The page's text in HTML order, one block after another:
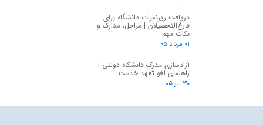
دریافت ریزنمرات دانشگاه برای
فارغ‌التحصیلان | مراحل، مدارک و
نکات مهم
۰۱ مرداد ۰۵
آزادسازی مدرک دانشگاه دولتی |
راهنمای لغو تعهد خدمت
۳۰ تیر ۰۵